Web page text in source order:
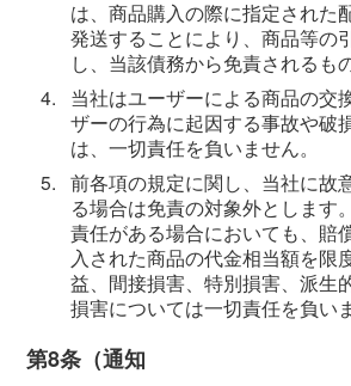
は、商品購入の際に指定された
発送することにより、商品等の
し、当該債務から免責されるも
4.
当社はユーザーによる商品の交
ザーの行為に起因する事故や破
は、一切責任を負いません。
5. 前各項の規定に関し、当社に故
る場合は免責の対象外とします
責任がある場合においても、賠
入された商品の代金相当額を限
益、間接損害、特別損害、派生
損害については一切責任を負い
第8条（通知